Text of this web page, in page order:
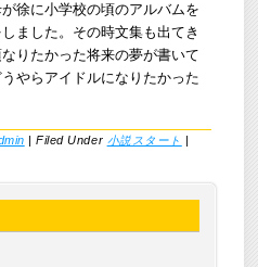
徐に小学校の頃のアルバムを
ました。その時文集も出てき
りたかった将来の夢が書いて
やらアイドルになりたかった
|Filed Under 小説スタート